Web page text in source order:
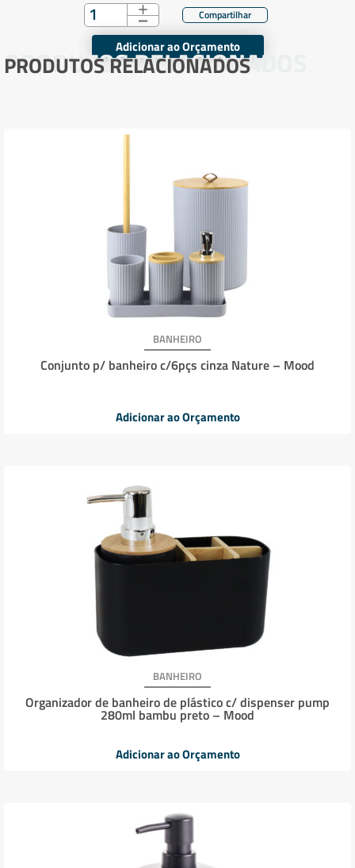
Adicionar ao Orçamento
PRODUTOS RELACIONADOS
PRODUTOS RELACIONADOS
BANHEIRO
Conjunto p/ banheiro c/6pçs cinza Nature – Mood
Adicionar ao Orçamento
BANHEIRO
Organizador de banheiro de plástico c/ dispenser pump
280ml bambu preto – Mood
Adicionar ao Orçamento